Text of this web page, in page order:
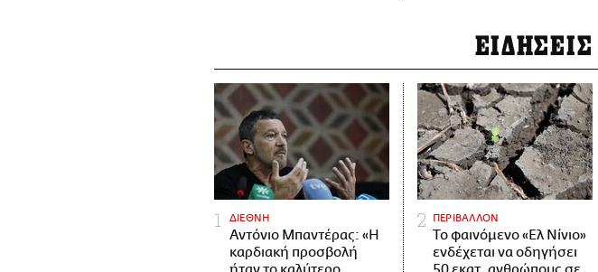
ΕΙΔΗΣΕΙΣ
ΔΙΕΘΝΗ
Αντόνιο Μπαντέρας: «Η
καρδιακή προσβολή
ΠΕΡΙΒΑΛΛΟΝ
Το φαινόμενο «Ελ Νίνιο»
ενδέχεται να οδηγήσει